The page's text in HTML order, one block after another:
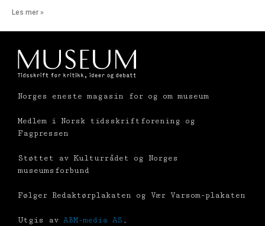
Les mer »
Norges eneste magasin for og om museum
Medlem i Norsk tidsskriftforening og
Fagpressen
Støttet av Kulturrådet og Norges
museumsforbund
Følger Redaktørplakaten og Vær Varsom-plakaten
Utgis av ABM-media AS ,